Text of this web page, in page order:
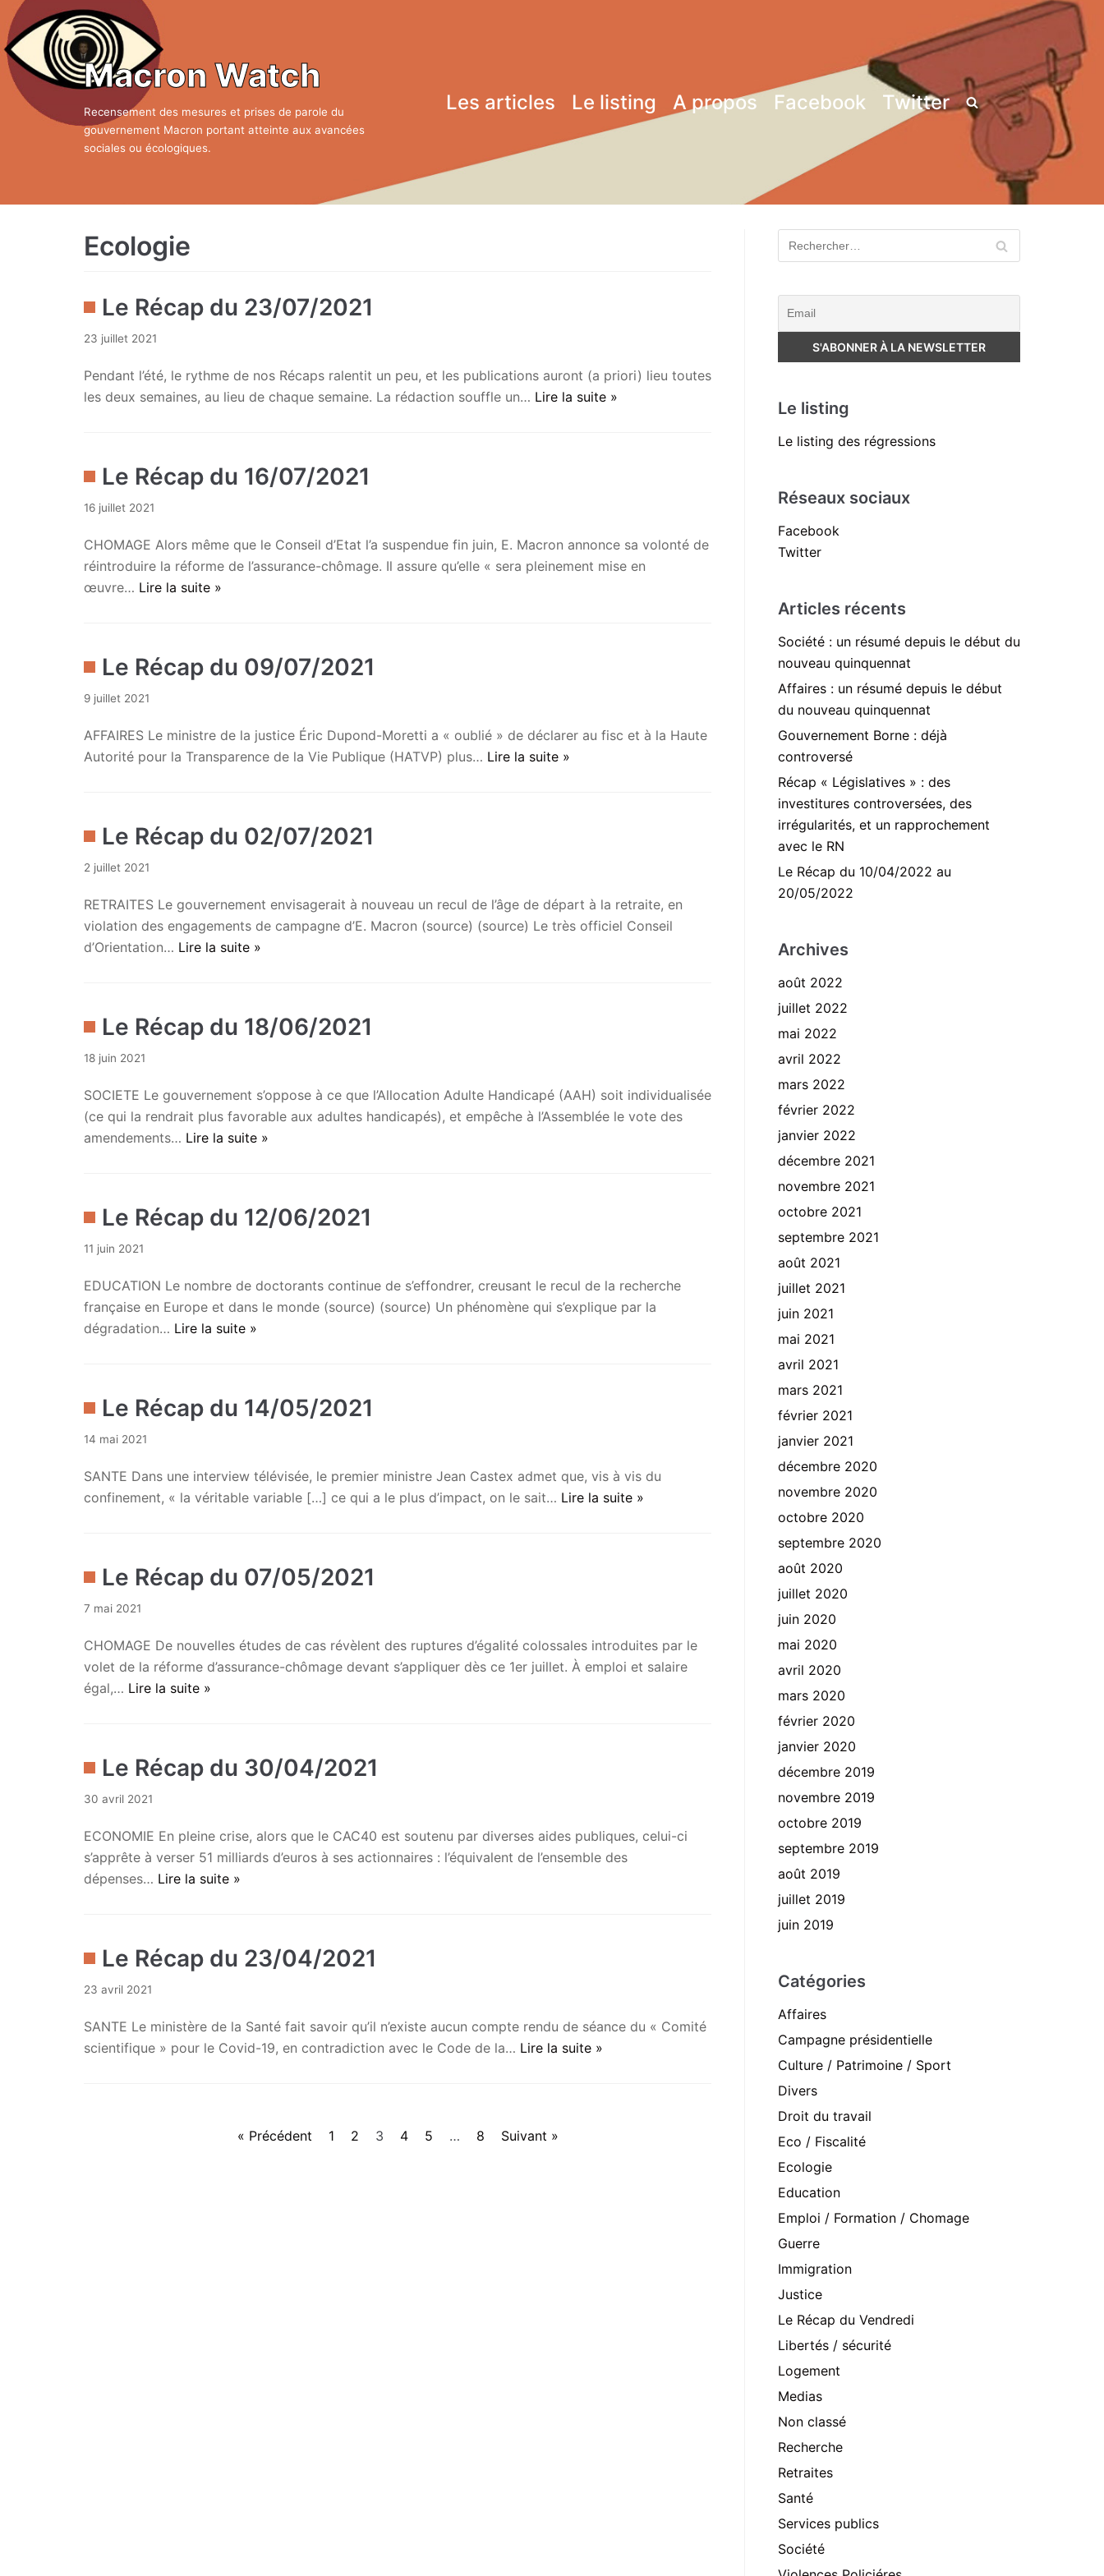
Aller
au
contenu
Macron Watch
Recensement des mesures et prises de parole du
gouvernement Macron portant atteinte aux avancées
sociales ou écologiques.
Les articles Le listing A propos Facebook Twitter
Ecologie
Le Récap du 23/07/2021
23 juillet 2021
Pendant l’été, le rythme de nos Récaps ralentit un peu, et les publications auront (a priori) lieu toutes
les deux semaines, au lieu de chaque semaine. La rédaction souffle un… Lire la suite »
Le Récap du 16/07/2021
16 juillet 2021
CHOMAGE Alors même que le Conseil d’Etat l’a suspendue fin juin, E. Macron annonce sa volonté de
réintroduire la réforme de l’assurance-chômage. Il assure qu’elle « sera pleinement mise en
œuvre… Lire la suite »
Le Récap du 09/07/2021
9 juillet 2021
AFFAIRES Le ministre de la justice Éric Dupond-Moretti a « oublié » de déclarer au fisc et à la Haute
Autorité pour la Transparence de la Vie Publique (HATVP) plus… Lire la suite »
Le Récap du 02/07/2021
2 juillet 2021
RETRAITES Le gouvernement envisagerait à nouveau un recul de l’âge de départ à la retraite, en
violation des engagements de campagne d’E. Macron (source) (source) Le très officiel Conseil
d’Orientation… Lire la suite »
Le Récap du 18/06/2021
18 juin 2021
SOCIETE Le gouvernement s’oppose à ce que l’Allocation Adulte Handicapé (AAH) soit individualisée
(ce qui la rendrait plus favorable aux adultes handicapés), et empêche à l’Assemblée le vote des
amendements… Lire la suite »
Le Récap du 12/06/2021
11 juin 2021
EDUCATION Le nombre de doctorants continue de s’effondrer, creusant le recul de la recherche
française en Europe et dans le monde (source) (source) Un phénomène qui s’explique par la
dégradation… Lire la suite »
Le Récap du 14/05/2021
14 mai 2021
SANTE Dans une interview télévisée, le premier ministre Jean Castex admet que, vis à vis du
confinement, « la véritable variable […] ce qui a le plus d’impact, on le sait… Lire la suite »
Le Récap du 07/05/2021
7 mai 2021
CHOMAGE De nouvelles études de cas révèlent des ruptures d’égalité colossales introduites par le
volet de la réforme d’assurance-chômage devant s’appliquer dès ce 1er juillet. À emploi et salaire
égal,… Lire la suite »
Le Récap du 30/04/2021
30 avril 2021
ECONOMIE En pleine crise, alors que le CAC40 est soutenu par diverses aides publiques, celui-ci
s’apprête à verser 51 milliards d’euros à ses actionnaires : l’équivalent de l’ensemble des
dépenses… Lire la suite »
Le Récap du 23/04/2021
23 avril 2021
SANTE Le ministère de la Santé fait savoir qu’il n’existe aucun compte rendu de séance du « Comité
scientifique » pour le Covid-19, en contradiction avec le Code de la… Lire la suite »
« Précédent 1 2 3 4 5 … 8 Suivant »
Le listing
Le listing des régressions
Réseaux sociaux
Facebook
Twitter
Articles récents
Société : un résumé depuis le début du
nouveau quinquennat
Affaires : un résumé depuis le début
du nouveau quinquennat
Gouvernement Borne : déjà
controversé
Récap « Législatives » : des
investitures controversées, des
irrégularités, et un rapprochement
avec le RN
Le Récap du 10/04/2022 au
20/05/2022
Archives
août 2022
juillet 2022
mai 2022
avril 2022
mars 2022
février 2022
janvier 2022
décembre 2021
novembre 2021
octobre 2021
septembre 2021
août 2021
juillet 2021
juin 2021
mai 2021
avril 2021
mars 2021
février 2021
janvier 2021
décembre 2020
novembre 2020
octobre 2020
septembre 2020
août 2020
juillet 2020
juin 2020
mai 2020
avril 2020
mars 2020
février 2020
janvier 2020
décembre 2019
novembre 2019
octobre 2019
septembre 2019
août 2019
juillet 2019
juin 2019
Catégories
Affaires
Campagne présidentielle
Culture / Patrimoine / Sport
Divers
Droit du travail
Eco / Fiscalité
Ecologie
Education
Emploi / Formation / Chomage
Guerre
Immigration
Justice
Le Récap du Vendredi
Libertés / sécurité
Logement
Medias
Non classé
Recherche
Retraites
Santé
Services publics
Société